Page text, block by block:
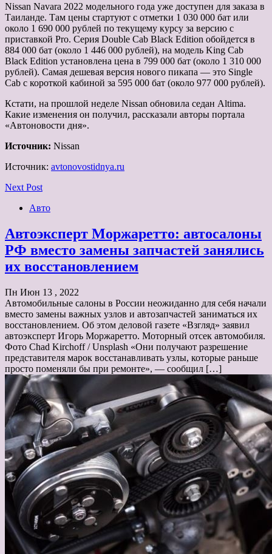
Nissan Navara 2022 модельного года уже доступен для заказа в
Таиланде. Там цены стартуют с отметки 1 030 000 бат или
около 1 690 000 рублей по текущему курсу за версию с
приставкой Pro. Серия Double Cab Black Edition обойдется в
884 000 бат (около 1 446 000 рублей), на модель King Cab
Black Edition установлена цена в 799 000 бат (около 1 310 000
рублей). Самая дешевая версия нового пикапа — это Single
Cab с короткой кабиной за 595 000 бат (около 977 000 рублей).
Кстати, на прошлой неделе Nissan обновила седан Altima.
Какие изменения он получил, рассказали авторы портала
«Автоновости дня».
Источник: Nissan
Источник: avtonovostidnya.ru
Next Post
Авто
Автоэксперт Моржаретто: автосалоны
РФ вместо замены запчастей занялись
их восстановлением
Пн Июн 13 , 2022
Автомобильные салоны в России неожиданно для себя начали
вместо замены важных узлов и автозапчастей заниматься их
восстановлением. Об этом деловой газете «Взгляд» заявил
автоэксперт Игорь Моржаретто. Моторный отсек автомобиля.
Фото Chad Kirchoff / Unsplash «Они получают разрешение
представителя марок восстанавливать узлы, которые раньше
просто поменяли бы при ремонте», — сообщил […]